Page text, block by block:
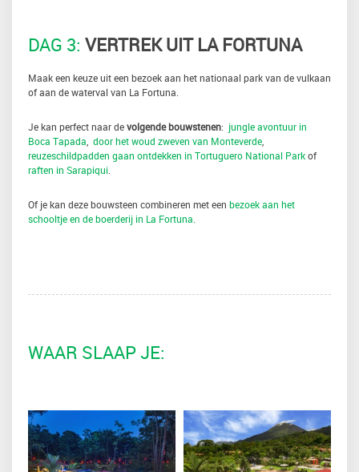
DAG 3: VERTREK UIT LA FORTUNA
Maak een keuze uit een bezoek aan het nationaal park van de vulkaan
of aan de waterval van La Fortuna.
Je kan perfect naar devolgende bouwstenen: jungle avontuur in
Boca Tapada door het woud zweven van Monteverde
reuzeschildpadden gaan ontdekken in Tortuguero National Parkof
raften in Sarapiqui
Of je kan deze bouwsteen combineren met een bezoek aan het
schooltje en de boerderij in La Fortuna.
WAAR SLAAP JE: